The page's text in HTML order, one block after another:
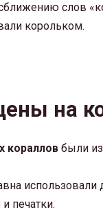
слов
корольком.
на
кораллов были
использовали
печатки.